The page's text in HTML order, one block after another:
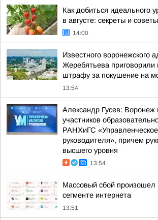
Как добиться идеального
в августе: секреты и советы
14:00
Известного воронежского
Жеребятьева
штрафу за покушение на
13:54
Александр Гусев: Воронеж
участников
РАНХиГС
руководителя», причем
высшего уровня
13:54
Массовый сбой произошел
сегменте интернета
13:51